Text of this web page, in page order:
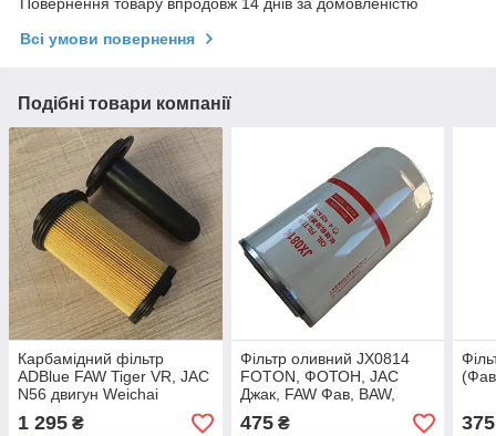
Всі умови повернення
Подібні товари компанії
Карбамідний фільтр
ADBlue FAW Tiger VR, JAC
N56 двигун Weichai
1 295 ₴
Фільтр оливний JX0814
FOTON, ФОТОН, JAC
Джак, FAW Фав, BAW,
YUEJIN
475₴ 375